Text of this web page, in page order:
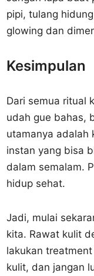
pipi, tulang
glowing dan
Kesimpulan
Dari semua ritual
udah gue bahas,
utamanya adalah
instan yang bisa
dalam semalam.
hidup sehat.
Jadi, mulai
kita. Rawat kulit
lakukan
kulit, dan jangan